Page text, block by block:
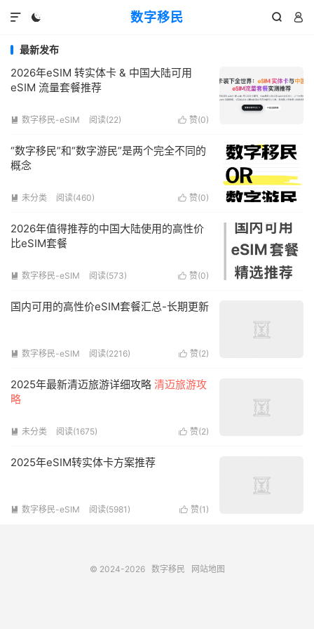
数字移民
  

最新发布
2026年eSIM 转实体卡 & 中国大陆可用
eSIM 流量套餐推荐
 赞(0)
 数字移民-eSIM 阅读(22)
“数字移民”和“数字游民”是两个完全不同的
概念
 赞(0)
 未分类 阅读(460)
2026年值得推荐的中国大陆使用的高性价
比eSIM套餐
 赞(0)
 数字移民-eSIM 阅读(573)
国内可用的高性价eSIM套餐汇总-长期更新
 赞(2)
 数字移民-eSIM 阅读(2216)
2025年最新清迈旅游详细攻略 清迈旅游攻
略
 赞(2)
 未分类 阅读(1675)
2025年eSIM转实体卡方案推荐
 赞(1 )
 数字移民-eSIM 阅读(5981)
© 2024-2026 数字移民 网站地图